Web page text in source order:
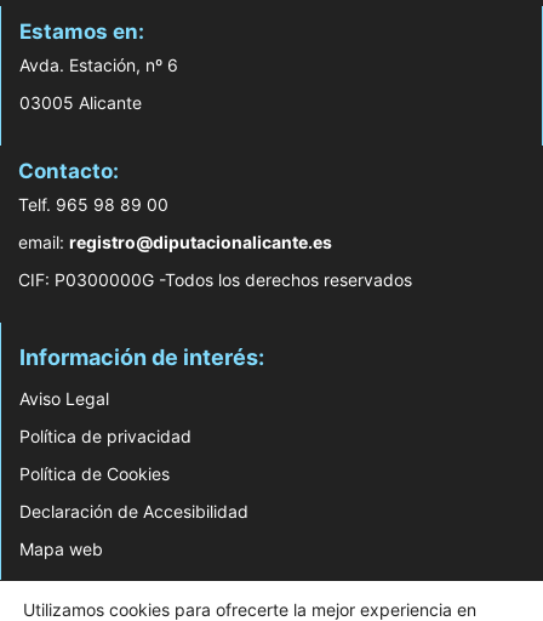
Estamos en:
Avda. Estación, nº 6
03005 Alicante
Contacto:
Telf. 965 98 89 00
email: registro@diputacionalicante.es
CIF: P0300000G -Todos los derechos reservados
Información de interés:
Aviso Legal
Política de privacidad
Política de Cookies
Declaración de Accesibilidad
Mapa web
© 2026 Web Desarrollada por el Servicio de Informática de Diputación de
Utilizamos cookies para ofrecerte la mejor experiencia en